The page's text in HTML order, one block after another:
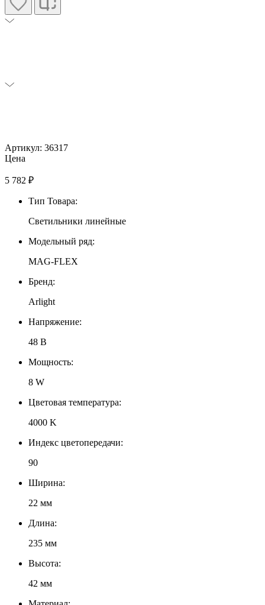
Артикул: 36317
Цена
5 782 ₽
Тип Товара:
Светильники линейные
Модельный ряд:
MAG-FLEX
Бренд:
Arlight
Напряжение:
48 В
Мощность:
8 W
Цветовая температура:
4000 K
Индекс цветопередачи:
90
Ширина:
22 мм
Длина:
235 мм
Высота:
42 мм